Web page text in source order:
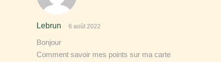
Lebrun 6 août 2022
Bonjour
Comment savoir mes points sur ma carte